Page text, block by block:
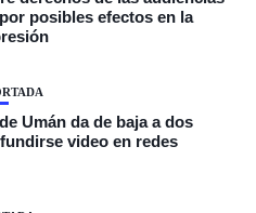
posibles efectos en la
Umán da de baja a dos
video en redes